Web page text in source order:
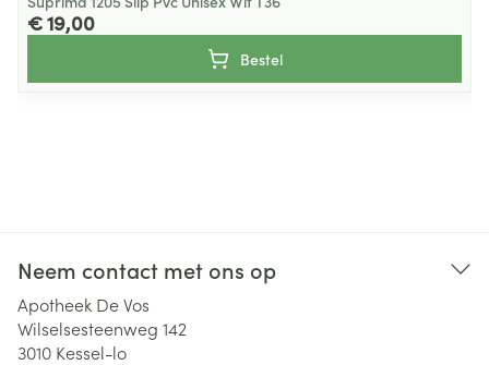
€ 19,00
Bestel
Neem contact met ons op
Apotheek De Vos
Wilselsesteenweg 142
3010 Kessel-lo